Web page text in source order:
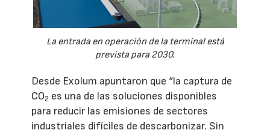
La entrada en operación de la terminal está
prevista para 2030.
Desde Exolum apuntaron que “la captura de
CO2 es una de las soluciones disponibles
para reducir las emisiones de sectores
industriales difíciles de descarbonizar. Sin